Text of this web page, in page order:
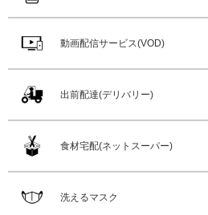
動画配信サービス(VOD)
出前配達(デリバリー)
食材宅配(ネットスーパー)
洗えるマスク